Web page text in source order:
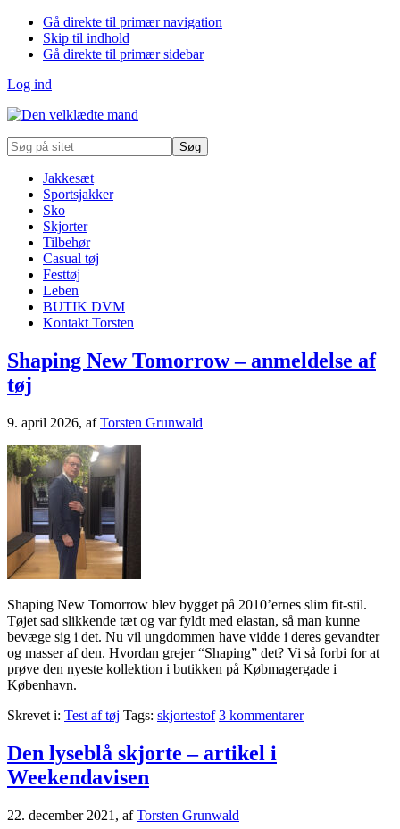
Gå direkte til primær navigation
Skip til indhold
Gå direkte til primær sidebar
Log ind
Søg
på
Jakkesæt
Sportsjakker
Sko
Skjorter
Tilbehør
Casual tøj
Festtøj
Leben
BUTIK DVM
Kontakt Torsten
Shaping New Tomorrow – anmeldelse af
tøj
9. april 2026, afTorsten Grunwald
Shaping New Tomorrow blev bygget på 2010’ernes slim fit-stil.
Tøjet sad slikkende tæt og var fyldt med elastan, så man kunne
bevæge sig i det. Nu vil ungdommen have vidde i deres gevandter
og masser af den. Hvordan grejer “Shaping” det? Vi så forbi for at
prøve den nyeste kollektion i butikken på Købmagergade i
København.
Skrevet i: Test af tøj Tags: skjortestof 3 kommentarer
Den lyseblå skjorte – artikel i
Weekendavisen
22. december 2021 , afTorsten Grunwald